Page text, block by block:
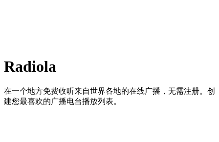
Radiola
在一个地方免费收听来自世界各地的在线广播，无需注册。创
建您最喜欢的广播电台播放列表。